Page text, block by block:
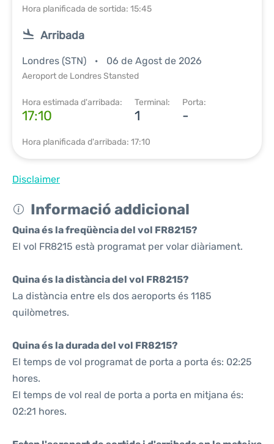
Hora planificada de sortida: 15:45
Arribada
Londres (STN) 06 de Agost de 2026
Aeroport de Londres Stansted
Hora estimada d'arribada:
17:10
Terminal:
1
Porta:
-
Hora planificada d'arribada: 17:10
Disclaimer
Informació addicional
Quina és la freqüència del vol FR8215?
El vol FR8215 està programat per volar diàriament.
Quina és la distància del vol FR8215?
La distància entre els dos aeroports és 1185
quilòmetres.
Quina és la durada del vol FR8215?
El temps de vol programat de porta a porta és: 02:25
hores.
El temps de vol real de porta a porta en mitjana és:
02:21 hores.